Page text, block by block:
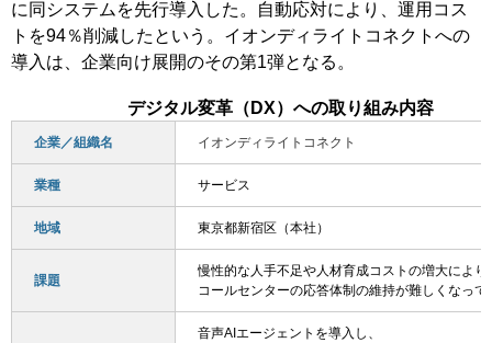
に同システムを先行導入した。自動応対により、運用コス
トを94％削減したという。イオンディライトコネクトへの
導入は、企業向け展開のその第1弾となる。
デジタル変革（DX）への取り組み内容
企業／組織名 イオンディライトコネクト
業種 サービス
地域 東京都新宿区（本社）
課題
慢性的な人手不足や人材育成コストの増大により
コールセンターの応答体制の維持が難しくなって
音声AIエージェントを導入し、